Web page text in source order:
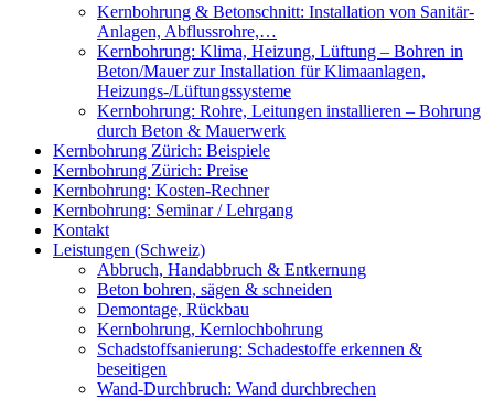
Kernbohrung & Betonschnitt: Installation von Sanitär-
Anlagen, Abflussrohre,…
Kernbohrung: Klima, Heizung, Lüftung – Bohren in
Beton/Mauer zur Installation für Klimaanlagen,
Heizungs-/Lüftungssysteme
Kernbohrung: Rohre, Leitungen installieren – Bohrung
durch Beton & Mauerwerk
Kernbohrung Zürich: Beispiele
Kernbohrung Zürich: Preise
Kernbohrung: Kosten-Rechner
Kernbohrung: Seminar / Lehrgang
Kontakt
Leistungen (Schweiz)
Abbruch, Handabbruch & Entkernung
Beton bohren, sägen & schneiden
Demontage, Rückbau
Kernbohrung, Kernlochbohrung
Schadstoffsanierung: Schadestoffe erkennen &
beseitigen
Wand-Durchbruch: Wand durchbrechen